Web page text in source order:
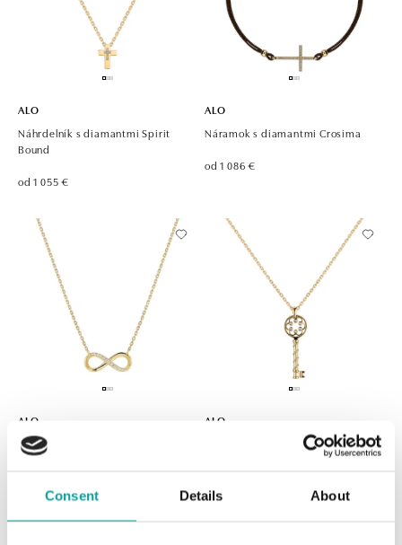
Consent Details About
ALO
Náhrdelník s diamantmi Spirit
Bound
od 1 055 €
ALO
Náramok s diamantmi Crosima
od 1 086 €
ALO
Náhrdelník s diamantmi Forever
and Ever
od 1 096 €
ALO
Prívesok s diamantmi Brilliant
od 1 114 €